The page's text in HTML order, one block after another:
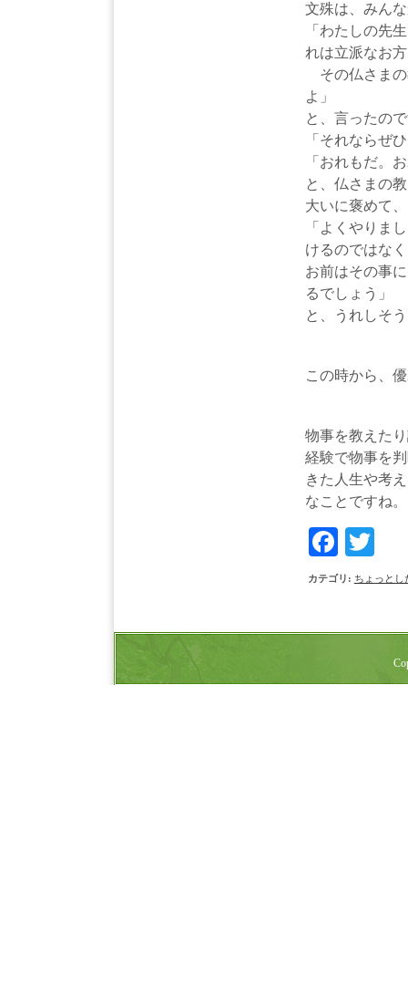
文殊は、みん
「わたしの先
れは立派なお
その仏さまの
よ」
と、言ったの
「それならぜ
「おれもだ。
と、仏さまの
大いに褒めて、
「よくやりま
けるのではな
お前はその事
るでしょう」
と、うれしそ
この時から、
物事を教えた
経験で物事を
きた人生や考
なことですね。
カテゴリ : ちょっとし